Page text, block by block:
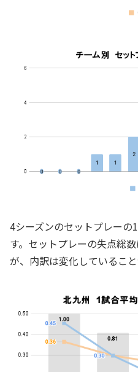
4シーズンのセットプレーの
す。セットプレーの失点総
が、内訳は変化していること